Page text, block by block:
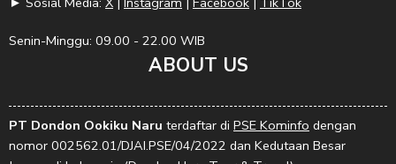
Senin-Minggu: 09.00 - 22.00 WIB
ABOUT US
PT Dondon Ookiku Naru terdaftar di PSE Kominfo dengan
nomor 002562.01/DJAI.PSE/04/2022 dan Kedutaan Besar